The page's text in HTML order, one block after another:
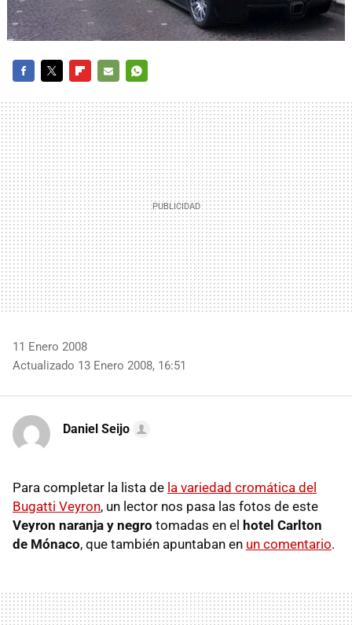
MAIL
11 Enero 2008
Actualizado 13 Enero 2008, 16:51
Daniel Seijo
Para completar la lista de la variedad cromática del
Bugatti Veyron, un lector nos pasa las fotos de este
Veyron naranja y negro tomadas en el hotel Carlton
de Mónaco, que también apuntaban en un comentario.